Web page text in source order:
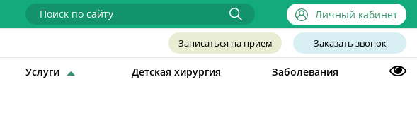
Личный кабинет
Записаться на прием Заказать звонок
Услуги Детская хирургия Заболевания